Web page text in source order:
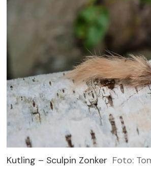
Kutling – Sculpin Zonker Foto: